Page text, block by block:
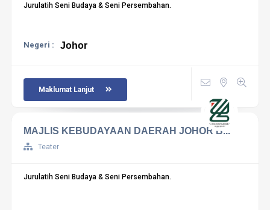
Jurulatih Seni Budaya & Seni Persembahan.
Negeri : Johor
Maklumat Lanjut
MAJLIS KEBUDAYAAN DAERAH JOHOR B...
Teater
Jurulatih Seni Budaya & Seni Persembahan.